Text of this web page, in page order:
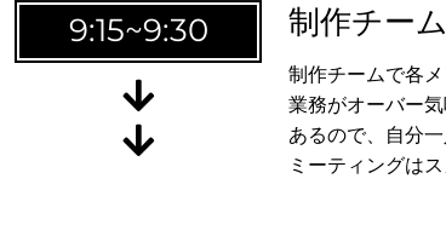
9:15~9:30 制作チー
制作チームで各
業務がオーバー
あるので、自分
ミーティングは